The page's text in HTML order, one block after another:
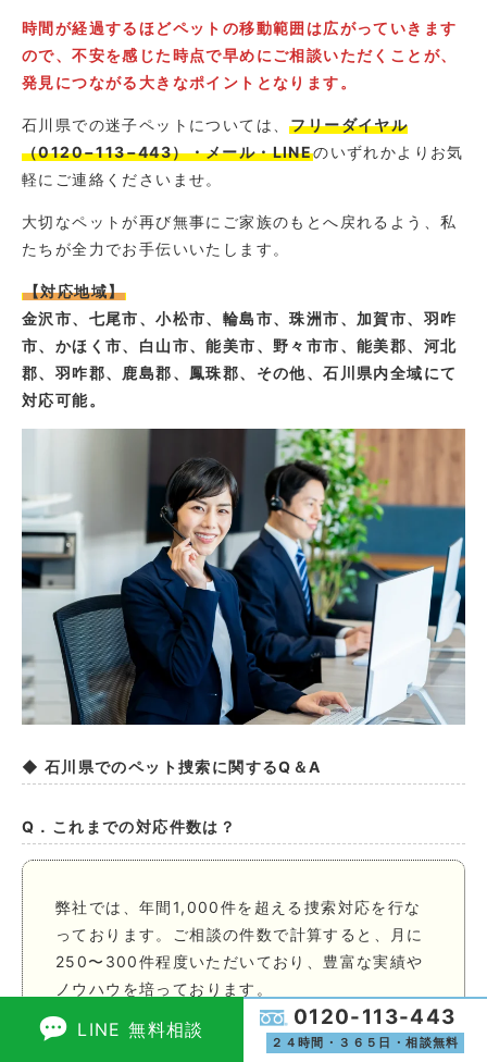
時間が経過するほどペットの移動範囲は広がっていきます
ので、不安を感じた時点で早めにご相談いただくことが、
発見につながる大きなポイントとなります。
石川県での迷子ペットについては、フリーダイヤル
（0120−113−443）・メール・LINEのいずれかよりお気
軽にご連絡くださいませ。
大切なペットが再び無事にご家族のもとへ戻れるよう、私
たちが全力でお手伝いいたします。
【対応地域】
金沢市、七尾市、小松市、輪島市、珠洲市、加賀市、羽咋
市、かほく市、白山市、能美市、野々市市、能美郡、河北
郡、羽咋郡、鹿島郡、鳳珠郡、その他、石川県内全域にて
対応可能。
◆ 石川県でのペット捜索に関するQ＆A
Q．これまでの対応件数は？
弊社では、年間1,000件を超える捜索対応を行な
っております。ご相談の件数で計算すると、月に
250〜300件程度いただいており、豊富な実績や
ノウハウを培っております。
LINE 無料相談 0120-113-443
２４時間・３６５日・相談無料